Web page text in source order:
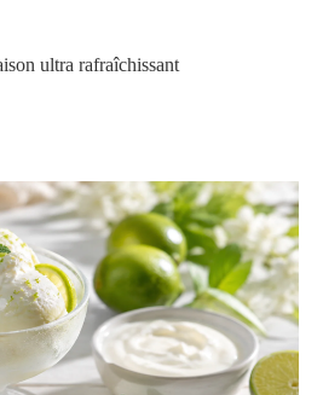
ultra rafraîchissant